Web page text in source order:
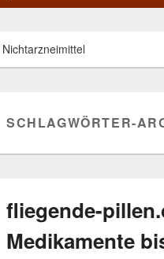
Nichtarzneimittel
SCHLAGWÖRTER-
fliegende-
Medikamente